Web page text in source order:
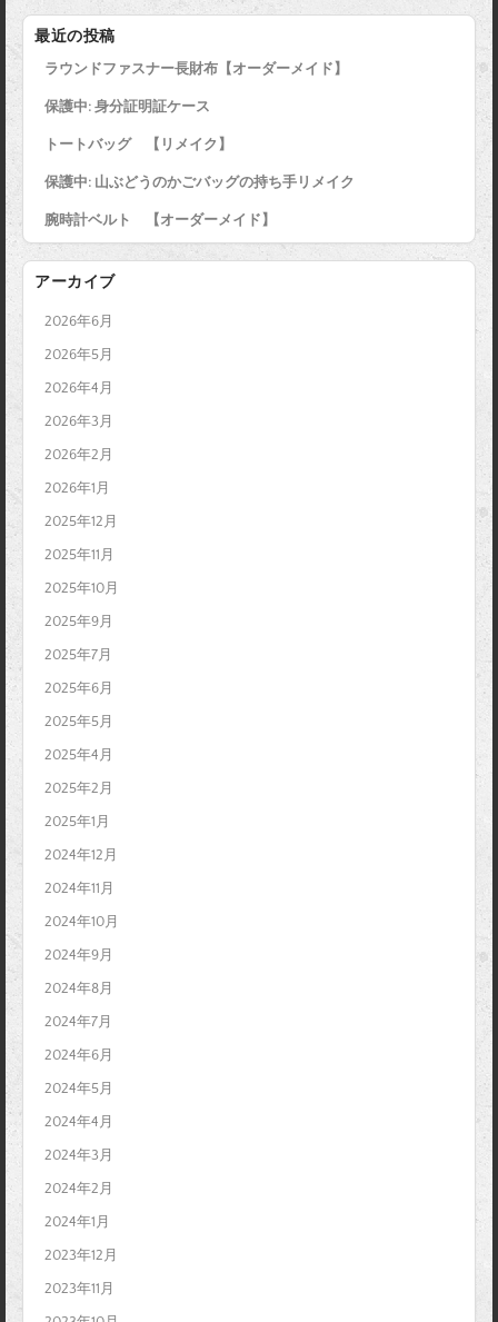
b
o
o
k
e
r
e
s
最近の投稿
ラウンドファスナー長財布【オーダーメイド】
保護中: 身分証明証ケース
トートバッグ 【リメイク】
保護中: 山ぶどうのかごバッグの持ち手リメイク
腕時計ベルト 【オーダーメイド】
アーカイブ
2026年6月
2026年5月
2026年4月
2026年3月
2026年2月
2026年1月
2025年12月
2025年11月
2025年10月
2025年9月
2025年7月
2025年6月
2025年5月
2025年4月
2025年2月
2025年1月
2024年12月
2024年11月
2024年10月
2024年9月
2024年8月
2024年7月
2024年6月
2024年5月
2024年4月
2024年3月
2024年2月
2024年1月
2023年12月
2023年11月